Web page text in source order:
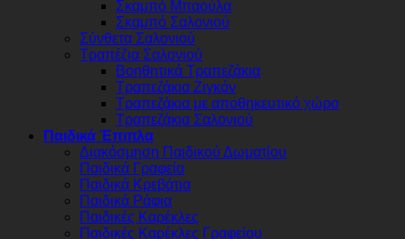
Σκαμπό Μπαούλα
Σκαμπό Σαλονιού
Σύνθετα Σαλονιού
Τραπέζια Σαλονιού
Βοηθητικά Τραπεζάκια
Τραπεζάκια Ζιγκόν
Τραπεζάκια με αποθηκευτικό χώρο
Τραπεζάκια Σαλονιού
Παιδικά Έπιπλα
Διακόσμηση Παιδικού Δωματίου
Παιδικά Γραφεία
Παιδικά Κρεβάτια
Παιδικά Ράφια
Παιδικές Καρέκλες
Παιδικές Καρέκλες Γραφείου